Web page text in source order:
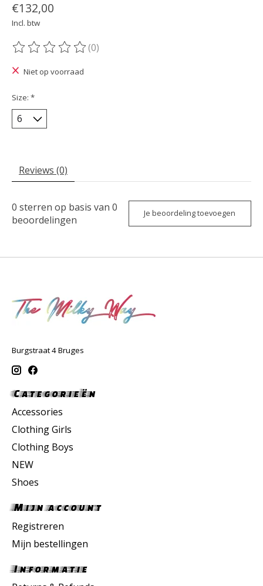
€132,00
Incl. btw
De beoordeling van dit product is
(0)
Niet op voorraad
Size: *
Reviews (0)
0 sterren op basis van 0
beoordelingen
Je beoordeling toevoegen
Burgstraat 4 Bruges
Categorieën
Accessories
Clothing Girls
Clothing Boys
NEW
Shoes
Mijn account
Registreren
Mijn bestellingen
Informatie